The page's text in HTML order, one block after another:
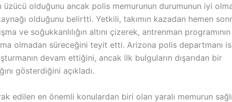
üzücü olduğunu ancak polis memurunun durumunun iyi
olduğunu belirtti. Yetkili, takımın kazadan hemen
ve soğukkanlılığın altını çizerek, antrenman programının
olmadan süreceğini teyit etti. Arizona polis departmanı
devam ettiğini, ancak ilk bulguların dışarıdan bir
gösterdiğini açıkladı.
edilen en önemli konulardan biri olan yaralı memurun